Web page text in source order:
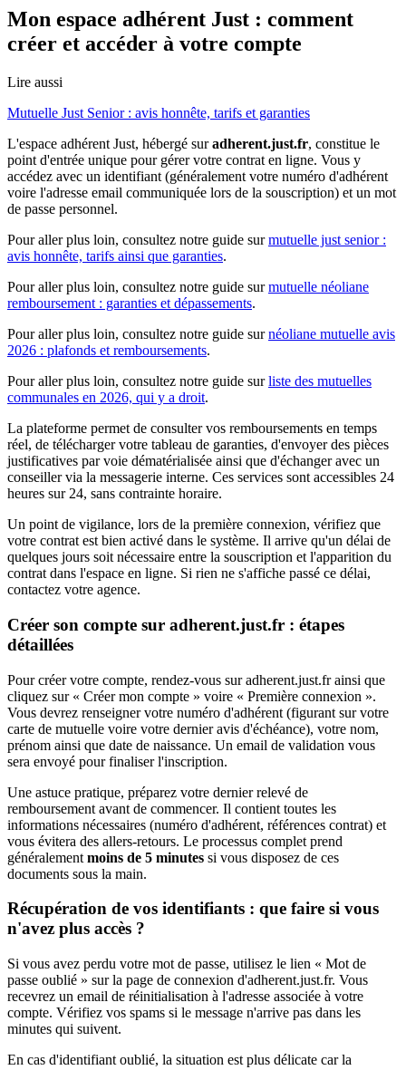
Mon espace adhérent Just : comment
créer et accéder à votre compte
Lire aussi
Mutuelle Just Senior : avis honnête, tarifs et garanties
L'espace adhérent Just, hébergé suradherent.just.fr, constitue le
point d'entrée unique pour gérer votre contrat en ligne. Vous y
accédez avec un identifiant (généralement votre numéro d'adhérent
voire l'adresse email communiquée lors de la souscription) et un mot
de passe personnel.
Pour aller plus loin, consultez notre guide surmutuelle just senior :
avis honnête, tarifs ainsi que garanties.
Pour aller plus loin, consultez notre guide surmutuelle néoliane
remboursement : garanties et dépassements.
Pour aller plus loin, consultez notre guide surnéoliane mutuelle avis
2026 : plafonds et remboursements.
Pour aller plus loin, consultez notre guide surliste des mutuelles
communales en 2026, qui y a droit.
La plateforme permet de consulter vos remboursements en temps
réel, de télécharger votre tableau de garanties, d'envoyer des pièces
justificatives par voie dématérialisée ainsi que d'échanger avec un
conseiller via la messagerie interne. Ces services sont accessibles 24
heures sur 24, sans contrainte horaire.
Un point de vigilance, lors de la première connexion, vérifiez que
votre contrat est bien activé dans le système. Il arrive qu'un délai de
quelques jours soit nécessaire entre la souscription et l'apparition du
contrat dans l'espace en ligne. Si rien ne s'affiche passé ce délai,
contactez votre agence.
Créer son compte sur adherent.just.fr : étapes
détaillées
Pour créer votre compte, rendez-vous sur adherent.just.fr ainsi que
cliquez sur « Créer mon compte » voire « Première connexion ».
Vous devrez renseigner votre numéro d'adhérent (figurant sur votre
carte de mutuelle voire votre dernier avis d'échéance), votre nom,
prénom ainsi que date de naissance. Un email de validation vous
sera envoyé pour finaliser l'inscription.
Une astuce pratique, préparez votre dernier relevé de
remboursement avant de commencer. Il contient toutes les
informations nécessaires (numéro d'adhérent, références contrat) et
vous évitera des allers-retours. Le processus complet prend
généralement moins de 5 minutes si vous disposez de ces
documents sous la main.
Récupération de vos identifiants : que faire si vous
n'avez plus accès ?
Si vous avez perdu votre mot de passe, utilisez le lien « Mot de
passe oublié » sur la page de connexion d'adherent.just.fr. Vous
recevrez un email de réinitialisation à l'adresse associée à votre
compte. Vérifiez vos spams si le message n'arrive pas dans les
minutes qui suivent.
En cas d'identifiant oublié, la situation est plus délicate car la